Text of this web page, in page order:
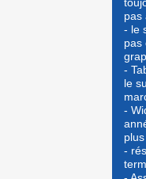
pas
- le
pas
-
le
-
plus
-